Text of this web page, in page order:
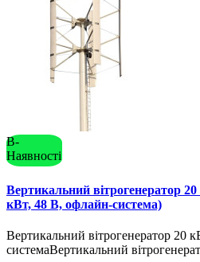
В-
Наявності
Вертикальний вітрогенератор
кВт, 48 В, офлайн-система)
Вертикальний вітрогенератор 20
системаВертикальний